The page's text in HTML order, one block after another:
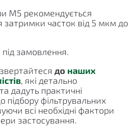
M5 рекомендується
затримки часток від 5 мкм до
під замовлення.
до наших
, які детально
дадуть практичні
підбору фільтрувальних
всі необхідні фактори
застосування.